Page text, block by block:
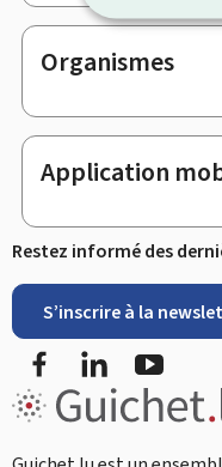
Organismes
Application
Restez informé des
S’inscrire à la
FacebookLinkedIn